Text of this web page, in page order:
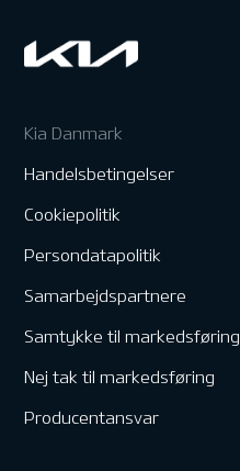
Kia Danmark
Handelsbetingelser
Cookiepolitik
Persondatapolitik
Samarbejdspartnere
Samtykke til markedsføring
Nej tak til markedsføring
Producentansvar